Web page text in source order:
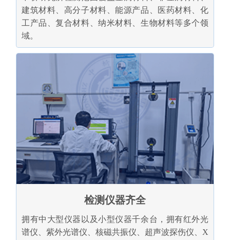
建筑材料、高分子材料、能源产品、医药材料、化
工产品、复合材料、纳米材料、生物材料等多个领
域。
检测仪器齐全
拥有中大型仪器以及小型仪器千余台，拥有红外光
谱仪、紫外光谱仪、核磁共振仪、超声波探伤仪、X